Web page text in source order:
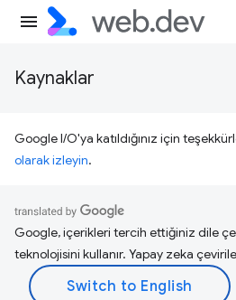
Kaynaklar
Google I/O'ya katıldığınız için
olarak izleyin.
Google, içerikleri tercih ettiğiniz dile
teknolojisini kullanır. Yapay zeka